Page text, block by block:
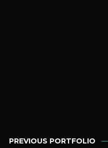
PREVIOUS PORTFOLIO